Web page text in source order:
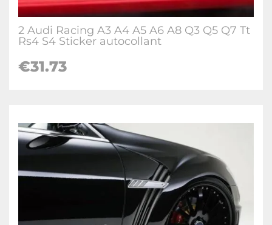
2 Audi Racing A3 A4 A5 A6 A8 Q3 Q5 Q7 Tt
Rs4 S4 Sticker autocollant
€31.73